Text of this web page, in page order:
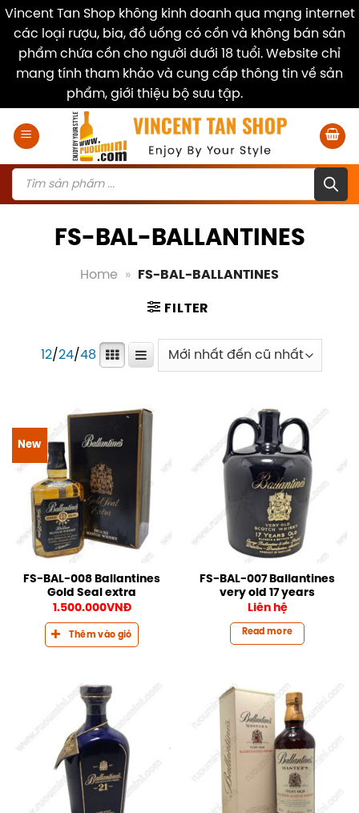
Vincent Tan Shop không kinh doanh qua mạng internet
các loại rượu, bia, đồ uống có cồn và không bán sản
phẩm chứa cồn cho người dưới 18 tuổi. Website chỉ
mang tính tham khảo và cung cấp thông tin về sản
phẩm, giới thiệu bộ sưu tập.
Products
search
FS-BAL-BALLANTINES
Home » FS-BAL-BALLANTINES
FILTER
12/24/48
New
FS-BAL-008 Ballantines
Gold Seal extra
1.500.000VNĐ
Thêm vào giỏ
FS-BAL-007 Ballantines
very old 17 years
Liên hệ
Read more